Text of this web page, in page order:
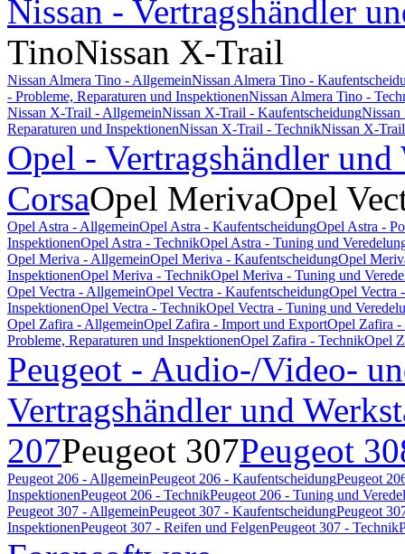
Nissan - Vertragshändler
TinoNissan X-Trail
Nissan Almera Tino - AllgemeinNissan Almera Tino -
- Probleme, Reparaturen und InspektionenNissan Almera Tino -
Nissan X-Trail - AllgemeinNissan X-Trail - KaufentscheidungNissan
Reparaturen und InspektionenNissan X-Trail - TechnikNissan X-
Opel - Vertragshändler und
CorsaOpel MerivaOpel
Opel Astra - AllgemeinOpel Astra - KaufentscheidungOpel Astra -
InspektionenOpel Astra - TechnikOpel Astra - Tuning und
Opel Meriva - AllgemeinOpel Meriva - KaufentscheidungOpel
InspektionenOpel Meriva - TechnikOpel Meriva - Tuning und
Opel Vectra - AllgemeinOpel Vectra - KaufentscheidungOpel Vectra
InspektionenOpel Vectra - TechnikOpel Vectra - Tuning und
Opel Zafira - AllgemeinOpel Zafira - Import und ExportOpel Zafira -
Probleme, Reparaturen und InspektionenOpel Zafira - TechnikOpel
Peugeot - Audio-/Video-
Vertragshändler und
207Peugeot 307Peugeot
Peugeot 206 - AllgemeinPeugeot 206 - KaufentscheidungPeugeot
InspektionenPeugeot 206 - TechnikPeugeot 206 - Tuning und
Peugeot 307 - AllgemeinPeugeot 307 - KaufentscheidungPeugeot
InspektionenPeugeot 307 - Reifen und FelgenPeugeot 307 - Technik